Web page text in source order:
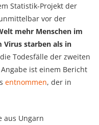
Statistik-Projekt der
vor der
mehr Menschen im
Virus starben als in
Todesfälle der zweiten
ist einem Bericht
entnommen, der in
aus Ungarn